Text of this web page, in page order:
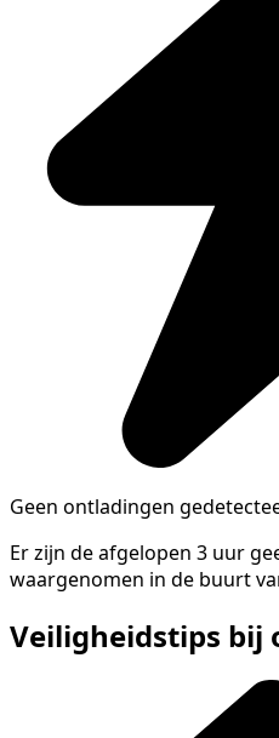
Geen ontladingen
Er zijn de afgelopen 3 uur
waargenomen in de buurt
Veiligheidstips bij